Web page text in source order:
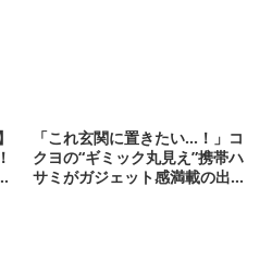
「これ玄関に置きたい…！」コ
クヨの“ギミック丸見え”携帯ハ
サミがガジェット感満載の出来